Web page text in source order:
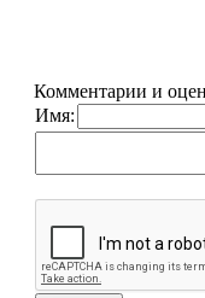
Комментарии и
Имя: